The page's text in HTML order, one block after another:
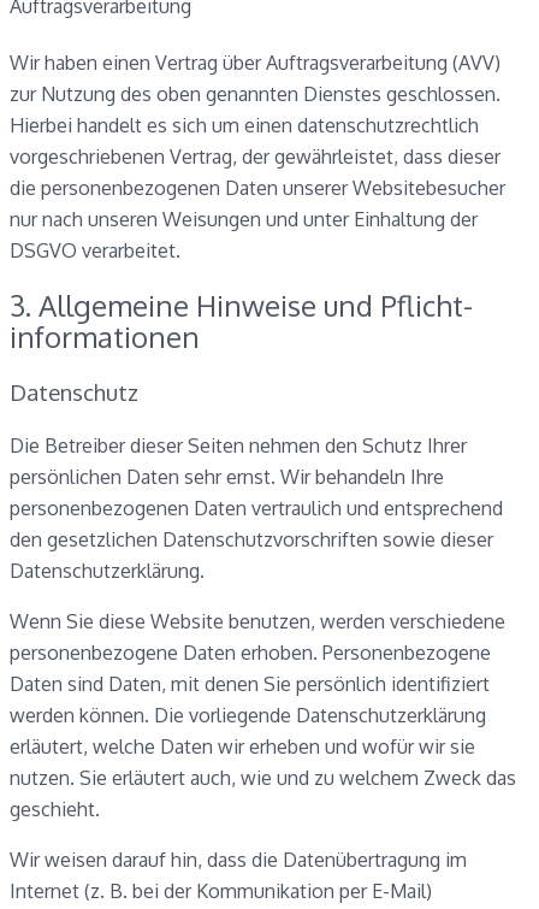
Auftragsverarbeitung
Wir haben einen Vertrag über Auftragsverarbeitung (AVV)
zur Nutzung des oben genannten Dienstes geschlossen.
Hierbei handelt es sich um einen datenschutzrechtlich
vorgeschriebenen Vertrag, der gewährleistet, dass dieser
die personenbezogenen Daten unserer Websitebesucher
nur nach unseren Weisungen und unter Einhaltung der
DSGVO verarbeitet.
3. Allgemeine Hinweise und Pflicht­
informationen
Datenschutz
Die Betreiber dieser Seiten nehmen den Schutz Ihrer
persönlichen Daten sehr ernst. Wir behandeln Ihre
personenbezogenen Daten vertraulich und entsprechend
den gesetzlichen Datenschutzvorschriften sowie dieser
Datenschutzerklärung.
Wenn Sie diese Website benutzen, werden verschiedene
personenbezogene Daten erhoben. Personenbezogene
Daten sind Daten, mit denen Sie persönlich identifiziert
werden können. Die vorliegende Datenschutzerklärung
erläutert, welche Daten wir erheben und wofür wir sie
nutzen. Sie erläutert auch, wie und zu welchem Zweck das
geschieht.
Wir weisen darauf hin, dass die Datenübertragung im
Internet (z. B. bei der Kommunikation per E-Mail)